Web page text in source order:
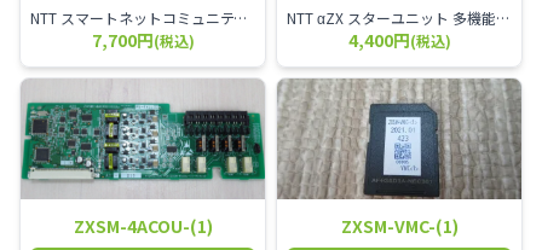
NTT スマートネットコミュニティαZX 24ボタンスター標準電話機
7,700円(税込)
NTT αZX スターユニット 多機能電話機ユニット
4,400円(税込)
ZXSM-4ACOU-(1) ZXSM-VMC-(1)